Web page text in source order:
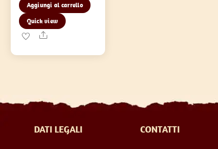
Aggiungi al carrello
Quick view
Share
DATI LEGALI CONTATTI